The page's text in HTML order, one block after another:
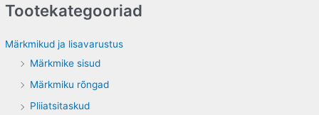
Tootekategooriad
Märkmikud ja lisavarustus
Märkmike sisud
Märkmiku rõngad
Pliiatsitaskud